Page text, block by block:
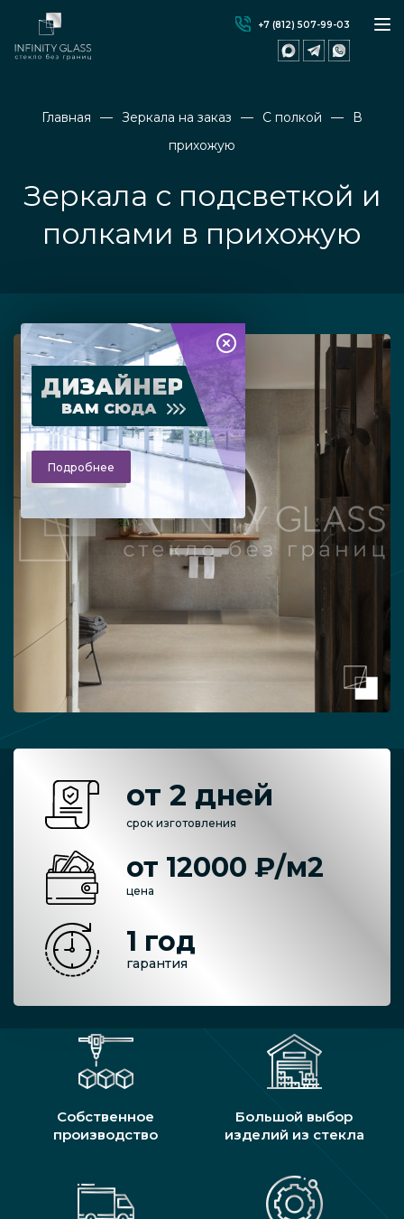
+7 (812) 507-99-03
Главная Зеркала на заказ С полкой
В
прихожую
Зеркала с подсветкой и
полками в прихожую
ДИЗАЙНЕР
ВАМ СЮДА
Подробнее
от 2 дней
срок изготовления
от 12000 ₽/м2
цена
1 год
гарантия
Собственное
производство
Большой выбор
изделий из стекла